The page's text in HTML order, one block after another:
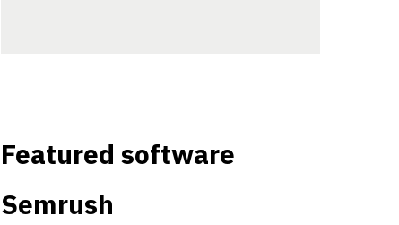
Featured software
Semrush